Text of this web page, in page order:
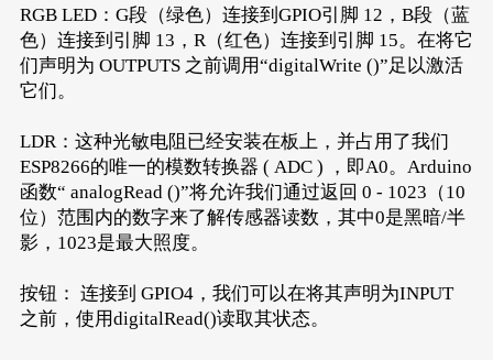
RGB LED：G段（绿色）连接到GPIO引脚 12，B段（蓝
色）连接到引脚 13，R（红色）连接到引脚 15。在将它
们声明为 OUTPUTS 之前调用“digitalWrite ()”足以激活
它们。
LDR：这种光敏电阻已经安装在板上，并占用了我们
ESP8266的唯一的模数转换器 ( ADC ) ，即A0。Arduino
函数“ analogRead ()”将允许我们通过返回 0 - 1023（10
位）范围内的数字来了解传感器读数，其中0是黑暗/半
影，1023是最大照度。
按钮： 连接到 GPIO4，我们可以在将其声明为INPUT
之前，使用digitalRead()读取其状态。